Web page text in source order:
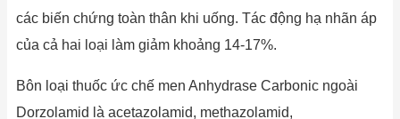
các biến chứng toàn thân khi uống. Tác động hạ nhãn áp
của cả hai loại làm giảm khoảng 14-17%.
Bôn loại thuốc ức chế men Anhydrase Carbonic ngoài
Dorzolamid là acetazolamid, methazolamid,